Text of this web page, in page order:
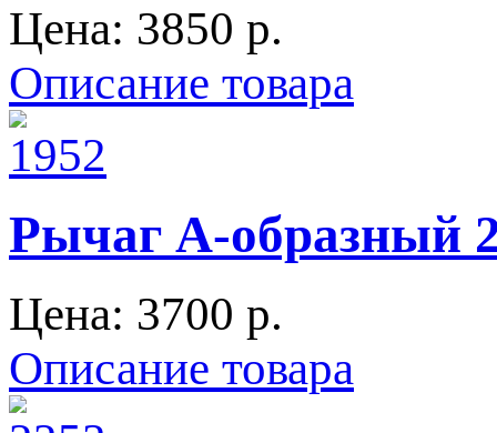
Цена: 3850 p.
Описание товара
Рычаг А-образный
Цена: 3700 p.
Описание товара